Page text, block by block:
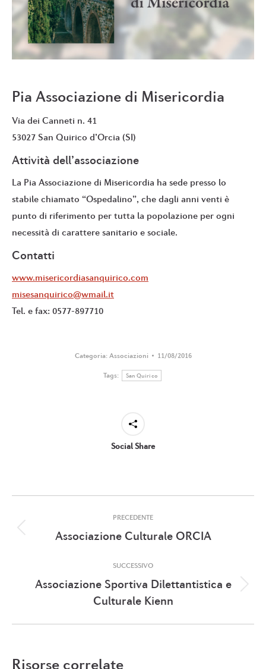
Pia Associazione di Misericordia
Via dei Canneti n. 41
53027 San Quirico d’Orcia (SI)
Attività dell’associazione
La Pia Associazione di Misericordia ha sede presso lo
stabile chiamato “Ospedalino”, che dagli anni venti è
punto di riferimento per tutta la popolazione per ogni
necessità di carattere sanitario e sociale.
Contatti
www.misericordiasanquirico.com
misesanquirico@wmail.it
Tel. e fax: 0577-897710
Categoria: Associazioni 11/08/2016
Tags: San Quirico
Social Share
tra
post
PRECEDENTE
Post
Associazione Culturale ORCIA
SUCCESSIVO
Prossimo
post:
Associazione Sportiva Dilettantistica e
Culturale Kienn
Risorse correlate